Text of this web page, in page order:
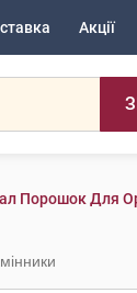
Акції
Порошок Для